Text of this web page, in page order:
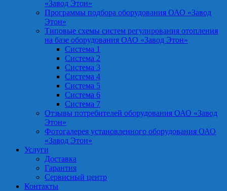
«Завод Этон»
Программы подбора оборудования ОАО «Завод
Этон»
Типовые схемы систем регулирования отопления
на базе оборудования ОАО «Завод Этон»
Система 1
Система 2
Система 3
Система 4
Система 5
Система 6
Система 7
Отзывы потребителей оборудования ОАО «Завод
Этон»
Фотогалерея установленного оборудования ОАО
«Завод Этон»
Услуги
Доставка
Гарантия
Сервисный центр
Контакты